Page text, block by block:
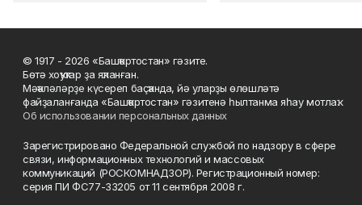
© 1917 - 2026 «Башҡортостан» гәзите.
Бөтә хоҡуҡтар ҙа яҡланған.
Мәҡәләләрҙе күсереп баҫҡанда, йә уларҙы өлөшләтә
файҙаланғанда «Башҡортостан» гәзитенә һылтанма яһау мотлаҡ.
Об использовании персональных данных
Зарегистрировано Федеральной службой по надзору в сфере
связи, информационных технологий и массовых
коммуникаций (РОСКОМНАДЗОР). Регистрационный номер:
серия ПИ ФС77-33205 от 11 сентября 2008 г.